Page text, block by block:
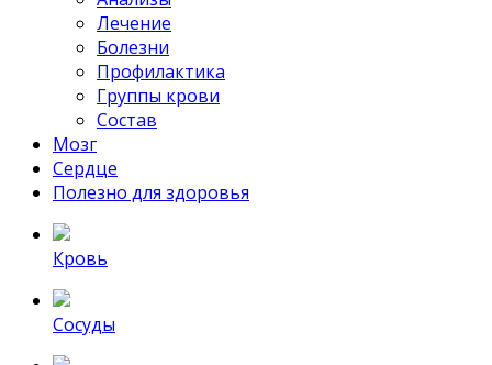
Лечение
Болезни
Профилактика
Группы крови
Состав
Мозг
Сердце
Полезно для здоровья
Кровь
Сосуды